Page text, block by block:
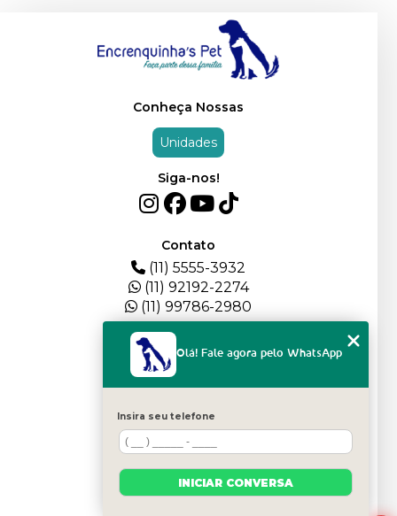
Conheça Nossas
Unidades
Siga-nos!
Contato
(11) 5555-3932
(11) 92192-2274
(11) 99786-2980
QUEM SOMOS
BLOG
FILHOTES
Olá! Fale agora pelo WhatsApp
Insira seu telefone
INICIAR CONVERSA